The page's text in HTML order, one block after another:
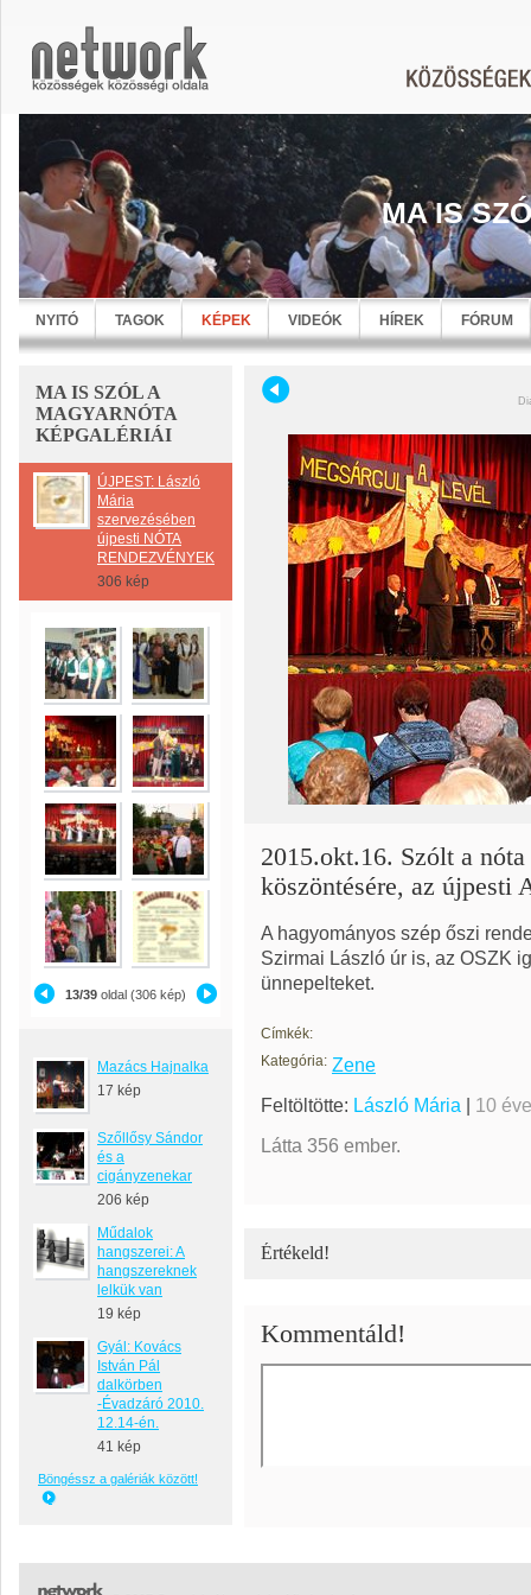
MA IS
NYITÓ TAGOK KÉPEK VIDEÓK HÍREK FÓRUM
MA IS SZÓL A
MAGYARNÓTA
KÉPGALÉRIÁI
ÚJPEST: László
Mária
szervezésében
újpesti NÓTA
RENDEZVÉNYEK
306 kép
13/39 oldal (306 kép)
Mazács Hajnalka
17 kép
Szőllősy Sándor
és a
cigányzenekar
206 kép
Műdalok
hangszerei: A
hangszereknek
lelkük van
19 kép
Gyál: Kovács
István Pál
dalkörben
-Évadzáró 2010.
12.14-én.
41 kép
Böngéssz a galériák között!
2015.okt.16. Szólt a
köszöntésére, az újpesti
A hagyományos szép őszi
Szirmai László úr is, az OSZK
ünnepelteket.
Címkék:
Kategória: Zene
Feltöltötte: László Mária | 10 éve
Látta 356 ember.
Értékeld!
Kommentáld!